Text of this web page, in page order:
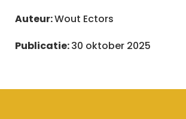
Auteur:Wout Ectors
Publicatie:30 oktober 2025